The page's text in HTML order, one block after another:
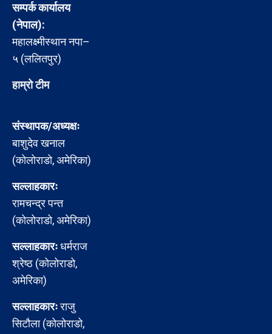
सम्पर्क कार्यालय
(नेपाल):
महालक्ष्मीस्थान नपा–
५ (ललितपुर)
हाम्रो टीम
संस्थापक/अध्यक्षः
बाशुदेव खनाल
(कोलोराडो, अमेरिका)
सल्लाहकारः
रामचन्द्र पन्त
(कोलोराडो, अमेरिका)
सल्लाहकारःधर्मराज
श्रेष्ठ (कोलोराडो,
अमेरिका)
सल्लाहकारःराजु
सिटौला (कोलोराडो,